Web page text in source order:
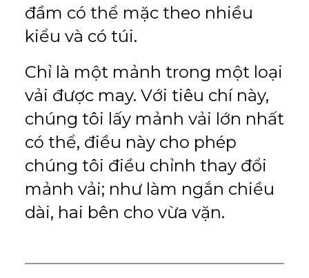
đầm có thể mặc theo nhiều
kiểu và có túi.
Chỉ là một mảnh trong một loại
vải được may. Với tiêu chí này,
chúng tôi lấy mảnh vải lớn nhất
có thể, điều này cho phép
chúng tôi điều chỉnh thay đổi
mảnh vải; như làm ngắn chiều
dài, hai bên cho vừa vặn.